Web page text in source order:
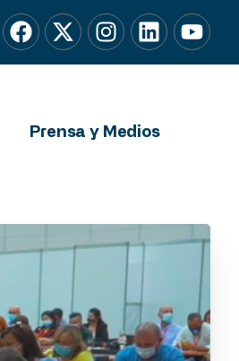
Prensa y Medios